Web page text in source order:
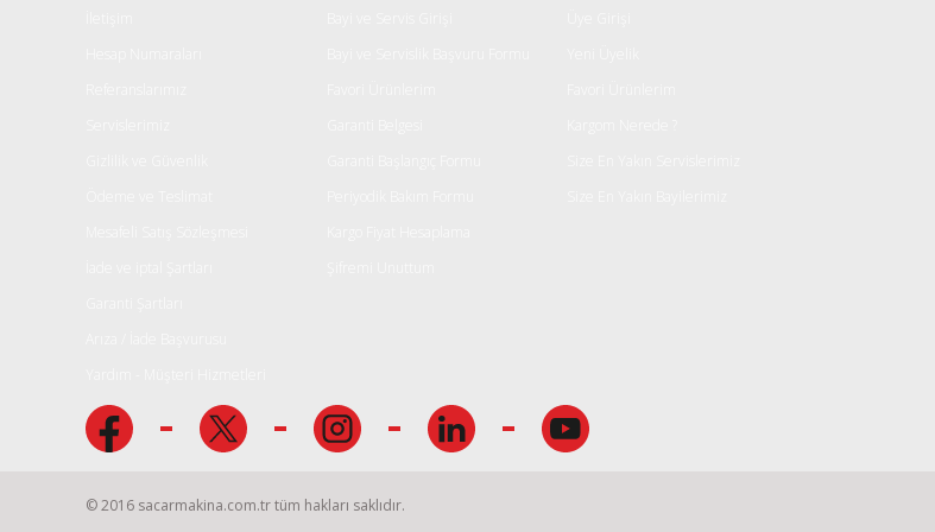
© 2016 sacarmakina.com.tr tüm hakları saklıdır.